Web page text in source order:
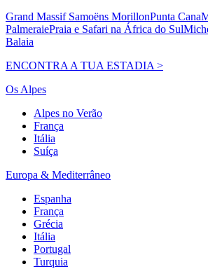
Grand Massif Samoëns MorillonPunta Cana
PalmeraiePraia e Safari na África do Sul
Balaia
ENCONTRA A TUA ESTADIA >
Os Alpes
Alpes no Verão
França
Itália
Suíça
Europa & Mediterrâneo
Espanha
França
Grécia
Itália
Portugal
Turquia